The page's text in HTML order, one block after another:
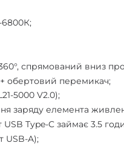
6800К;
360°, спрямований вниз
обертовий перемикач;
5000 V2.0);
заряду елемента
Type-C займає 3.5
USB-A);